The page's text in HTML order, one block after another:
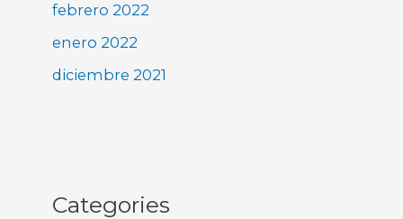
febrero 2022
enero 2022
diciembre 2021
Categories